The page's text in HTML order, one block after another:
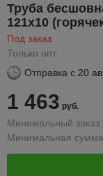
Труба
121х10
Под заказ
Только опт
Отправка с 20
1 463 руб.
Минимальный
Минимальная сумма